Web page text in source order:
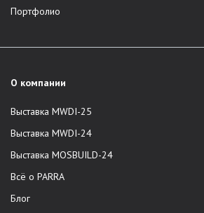
Портфолио
О компании
Выставка MWDI-25
Выставка MWDI-24
Выставка MOSBUILD-24
Всё о PARRA
Блог